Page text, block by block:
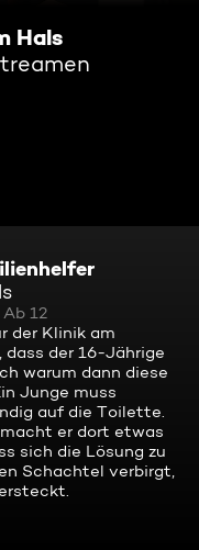
Hals
Ab 12
der Klinik am
der 16-Jährige
warum dann diese
Junge muss
auf die Toilette.
er dort etwas
sich die Lösung zu
Schachtel verbirgt,